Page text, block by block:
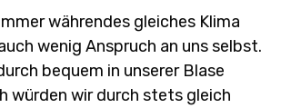
währendes gleiches Klima
wenig Anspruch an uns selbst.
bequem in unserer Blase
würden wir durch stets gleich